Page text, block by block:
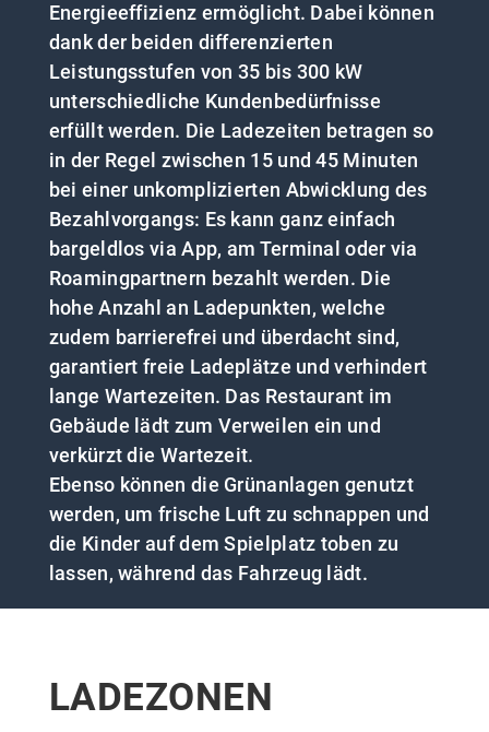
Energieeffizienz ermöglicht. Dabei können
dank der beiden differenzierten
Leistungsstufen von 35 bis 300 kW
unterschiedliche Kundenbedürfnisse
erfüllt werden. Die Ladezeiten betragen so
in der Regel zwischen 15 und 45 Minuten
bei einer unkomplizierten Abwicklung des
Bezahlvorgangs: Es kann ganz einfach
bargeldlos via App, am Terminal oder via
Roamingpartnern bezahlt werden. Die
hohe Anzahl an Ladepunkten, welche
zudem barrierefrei und überdacht sind,
garantiert freie Ladeplätze und verhindert
lange Wartezeiten. Das Restaurant im
Gebäude lädt zum Verweilen ein und
verkürzt die Wartezeit.
Ebenso können die Grünanlagen genutzt
werden, um frische Luft zu schnappen und
die Kinder auf dem Spielplatz toben zu
lassen, während das Fahrzeug lädt.
LADEZONEN